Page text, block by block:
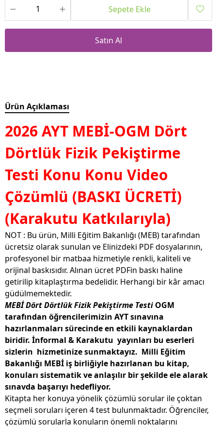
Sepete Ekle
Satın Al
Ürün Açıklaması
2026 AYT MEBİ-OGM Dört
Dörtlük Fizik Pekiştirme
Testi Konu Konu Video
Çözümlü (BASKI ÜCRETİ)
(Karakutu Katkılarıyla)
NOT : Bu ürün, Milli Eğitim Bakanlığı (MEB) tarafından
ücretsiz olarak sunulan ve Elinizdeki PDF dosyalarının,
profesyonel bir matbaa hizmetiyle renkli, kaliteli ve
orijinal baskısıdır. Alınan ücret PDFin baskı haline
getirilip kitaplaştırma bedelidir. Herhangi bir kâr amacı
güdülmemektedir.
MEBİ Dört Dörtlük Fizik Pekiştirme Testi OGM
tarafından öğrencilerimizin AYT sınavına
hazırlanmaları sürecinde en etkili kaynaklardan
biridir. İnformal & Karakutu yayınları bu eserleri
sizlerin hizmetinize sunmaktayız. Milli Eğitim
Bakanlığı MEBİ iş birliğiyle hazırlanan bu kitap,
konuları sistematik ve anlaşılır bir şekilde ele alarak
sınavda başarıyı hedefliyor.
Kitapta her konuya yönelik çözümlü sorular ile çoktan
seçmeli soruları içeren 4 test bulunmaktadır. Öğrenciler,
çözümlü sorularla konuların önemli noktalarını